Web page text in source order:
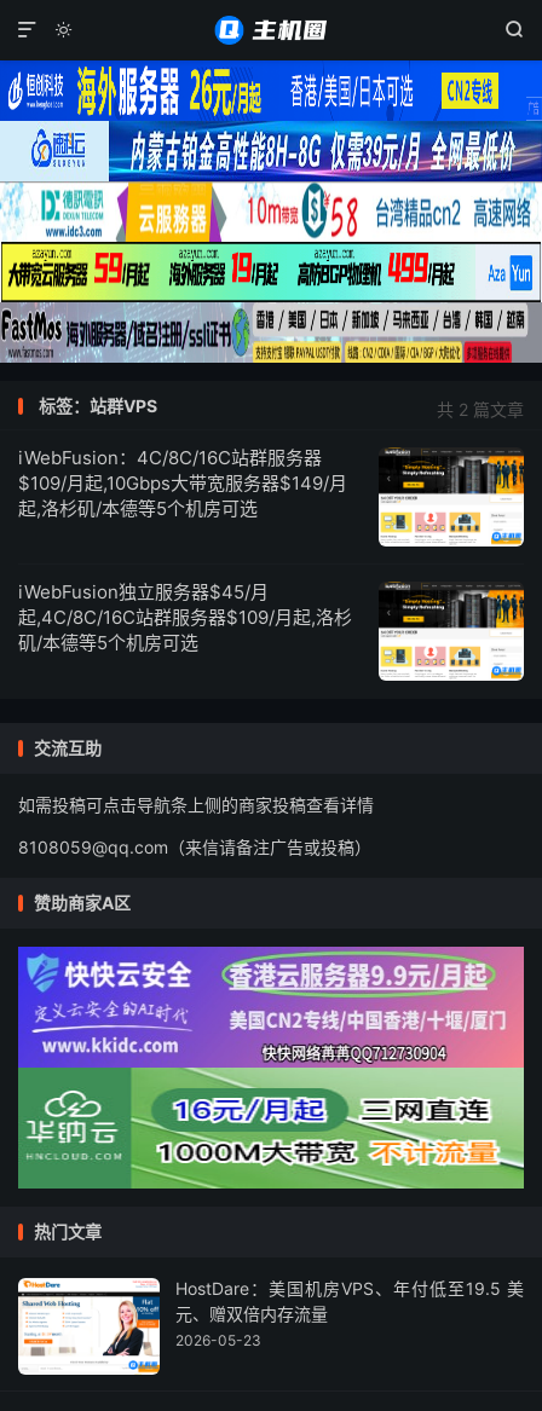
 

共 2 篇文章
标签：站群VPS
iWebFusion：4C/8C/16C站群服务器
$109/月起,10Gbps大带宽服务器$149/月
起,洛杉矶/本德等5个机房可选
iWebFusion独立服务器$45/月
起,4C/8C/16C站群服务器$109/月起,洛杉
矶/本德等5个机房可选
交流互助
如需投稿可点击导航条上侧的商家投稿查看详情
8108059@qq.com（来信请备注广告或投稿）
赞助商家A区
热门文章
HostDare：美国机房VPS、年付低至19.5 美
元、赠双倍内存流量
2026-05-23